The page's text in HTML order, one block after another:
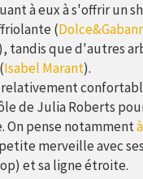
à eux à s'offrir un
(
tandis que d'autres
Isabel Marant).
relativement
de Julia Roberts
On pense notamment
merveille avec
et sa ligne étroite.